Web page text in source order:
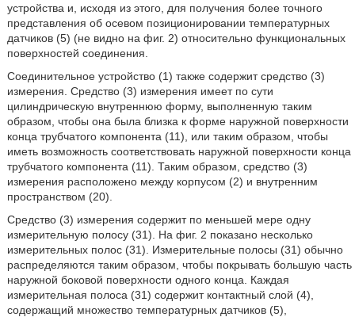
устройства и, исходя из этого, для получения более точного
представления об осевом позиционировании температурных
датчиков (5) (не видно на фиг. 2) относительно функциональных
поверхностей соединения.
Соединительное устройство (1) также содержит средство (3)
измерения. Средство (3) измерения имеет по сути
цилиндрическую внутреннюю форму, выполненную таким
образом, чтобы она была близка к форме наружной поверхности
конца трубчатого компонента (11), или таким образом, чтобы
иметь возможность соответствовать наружной поверхности конца
трубчатого компонента (11). Таким образом, средство (3)
измерения расположено между корпусом (2) и внутренним
пространством (20).
Средство (3) измерения содержит по меньшей мере одну
измерительную полосу (31). На фиг. 2 показано несколько
измерительных полос (31). Измерительные полосы (31) обычно
распределяются таким образом, чтобы покрывать большую часть
наружной боковой поверхности одного конца. Каждая
измерительная полоса (31) содержит контактный слой (4),
содержащий множество температурных датчиков (5),